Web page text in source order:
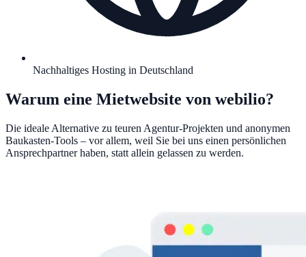
Nachhaltiges Hosting in Deutschland
Warum eine Mietwebsite von webilio?
Die ideale Alternative zu teuren Agentur-Projekten und anonymen
Baukasten-Tools – vor allem, weil Sie bei uns einen persönlichen
Ansprechpartner haben, statt allein gelassen zu werden.